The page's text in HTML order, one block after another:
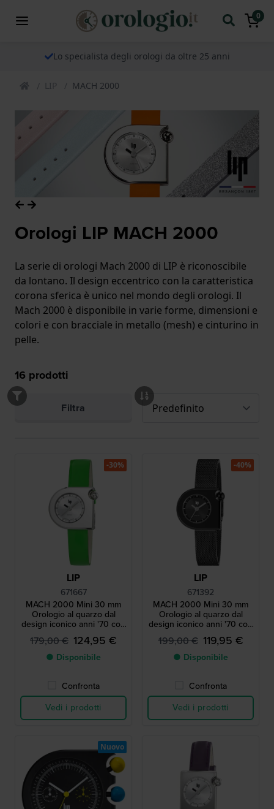
0
Lo specialista degli orologi da oltre 25 anni
LIP MACH 2000
Orologi LIP MACH 2000
La serie di orologi Mach 2000 di LIP è riconoscibile
da lontano. Il design eccentrico con la caratteristica
corona sferica è unico nel mondo degli orologi. Il
Mach 2000 è disponibile in varie forme, dimensioni e
colori e con bracciale in metallo (mesh) e cinturino in
pelle.
16 prodotti
Filtra
LIP
671667
MACH 2000 Mini 30 mm
Orologio al quarzo dal
design iconico anni '70 con
cassa asimmetrica
179,00 € 124,95 €
● Disponibile
Confronta
Vedi i prodotti
-30%
LIP
671392
MACH 2000 Mini 30 mm
Orologio al quarzo dal
design iconico anni '70 con
cassa asimmetrica
199,00 € 119,95 €
● Disponibile
Confronta
Vedi i prodotti
-40%
Nuovo